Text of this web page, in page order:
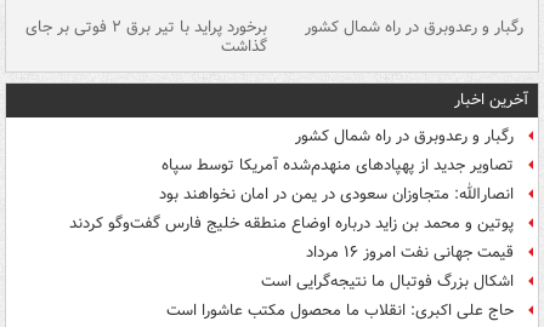
رگبار و رعدوبرق در راه شمال کشور برخورد پراید با تیر برق ۲ فوتی بر جای
گذاشت
آخرین اخبار
رگبار و رعدوبرق در راه شمال کشور
تصاویر جدید از پهپادهای منهدم‌شده آمریکا توسط سپاه
انصارالله: متجاوزان سعودی در یمن در امان نخواهند بود
پوتین و محمد بن زاید درباره اوضاع منطقه خلیج فارس گفت‌وگو کردند
قیمت جهانی نفت امروز ۱۶ مرداد
اشکال بزرگ فوتبال ما نتیجه‌گرایی است
حاج علی اکبری: انقلاب ما محصول مکتب عاشورا است